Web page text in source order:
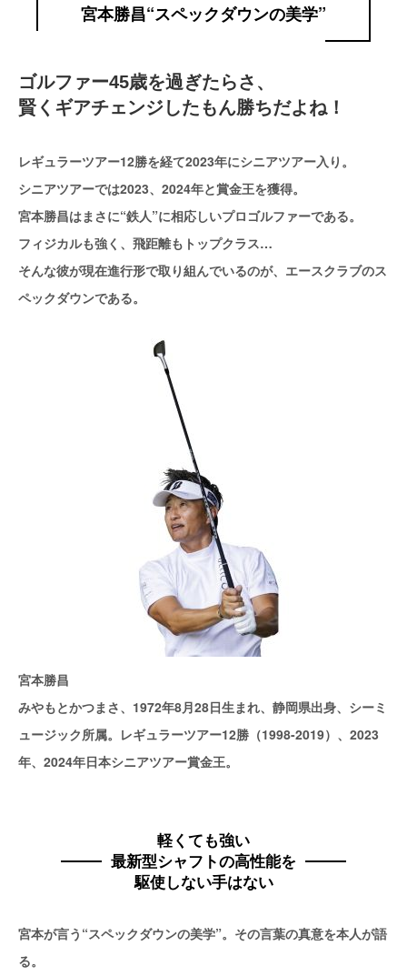
宮本勝昌“スペックダウンの美学”
ゴルファー45歳を過ぎたらさ、
賢くギアチェンジしたもん勝ちだよね！
レギュラーツアー12勝を経て2023年にシニアツアー入り。
シニアツアーでは2023、2024年と賞金王を獲得。
宮本勝昌はまさに“鉄人”に相応しいプロゴルファーである。
フィジカルも強く、飛距離もトップクラス…
そんな彼が現在進行形で取り組んでいるのが、エースクラブのス
ペックダウンである。
宮本勝昌
みやもとかつまさ、1972年8月28日生まれ、静岡県出身、シーミ
ュージック所属。レギュラーツアー12勝（1998-2019）、2023
年、2024年日本シニアツアー賞金王。
軽くても強い
最新型シャフトの高性能を
駆使しない手はない
宮本が言う“スペックダウンの美学”。その言葉の真意を本人が語
る。